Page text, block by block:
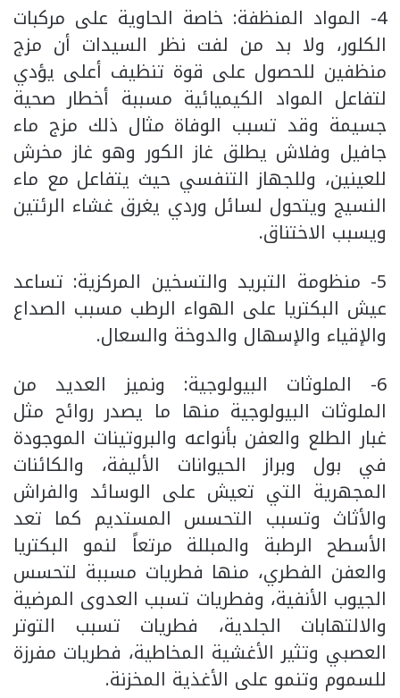
4- المواد المنظفة: خاصة الحاوية على مركبات
الكلور، ولا بد من لفت نظر السيدات أن مزج
منظفين للحصول على قوة تنظيف أعلى يؤدي
لتفاعل المواد الكيميائية مسببة أخطار صحية
جسيمة وقد تسبب الوفاة مثال ذلك مزج ماء
جافيل وفلاش يطلق غاز الكور وهو غاز مخرش
للعينين، وللجهاز التنفسي حيث يتفاعل مع ماء
النسيج ويتحول لسائل وردي يغرق غشاء الرئتين
ويسبب الاختناق.
5- منظومة التبريد والتسخين المركزية: تساعد
عيش البكتريا على الهواء الرطب مسبب الصداع
والإقياء والإسهال والدوخة والسعال.
6- الملوثات البيولوجية: ونميز العديد من
الملوثات البيولوجية منها ما يصدر روائح مثل
غبار الطلع والعفن بأنواعه والبروتينات الموجودة
في بول وبراز الحيوانات الأليفة، والكائنات
المجهرية التي تعيش على الوسائد والفراش
والأثاث وتسبب التحسس المستديم كما تعد
الأسطح الرطبة والمبللة مرتعاً لنمو البكتريا
والعفن الفطري، منها فطريات مسببة لتحسس
الجيوب الأنفية، وفطريات تسبب العدوى المرضية
والالتهابات الجلدية، فطريات تسبب التوتر
العصبي وتثير الأغشية المخاطية، فطريات مفرزة
للسموم وتنمو على الأغذية المخزنة.